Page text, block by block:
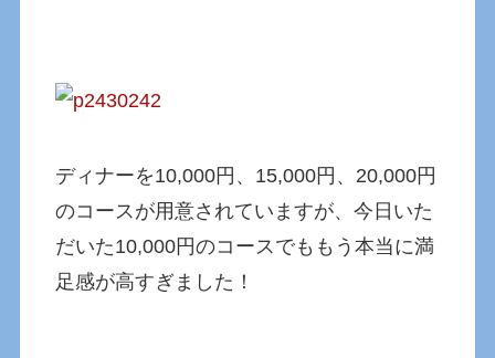
ディナーを10,000円、15,000円、20,000円
のコースが用意されていますが、今日いた
だいた10,000円のコースでももう本当に満
足感が高すぎました！